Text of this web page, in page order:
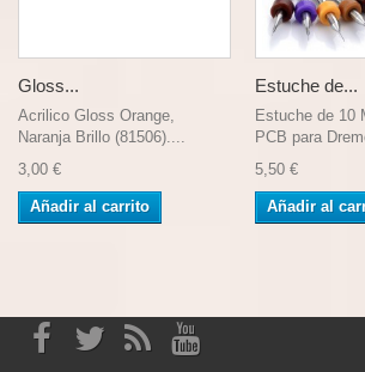
Gloss...
Acrilico Gloss Orange,
Naranja Brillo (81506)....
3,00 €
Añadir al carrito
Estuche de...
Estuche de 10
PCB para
5,50 €
Añadir al